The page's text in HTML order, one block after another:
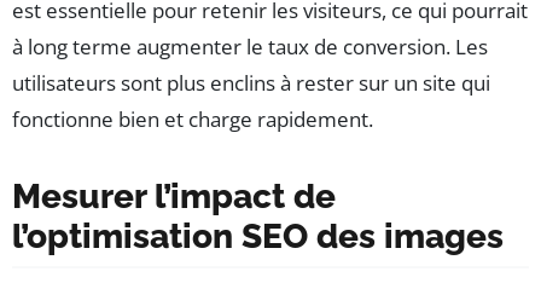
est essentielle pour retenir les visiteurs, ce qui pourrait
à long terme augmenter le taux de conversion. Les
utilisateurs sont plus enclins à rester sur un site qui
fonctionne bien et charge rapidement.
Mesurer l’impact de
l’optimisation SEO des images